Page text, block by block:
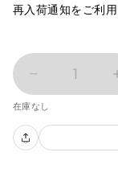
再入荷通知をご利
1
在庫なし